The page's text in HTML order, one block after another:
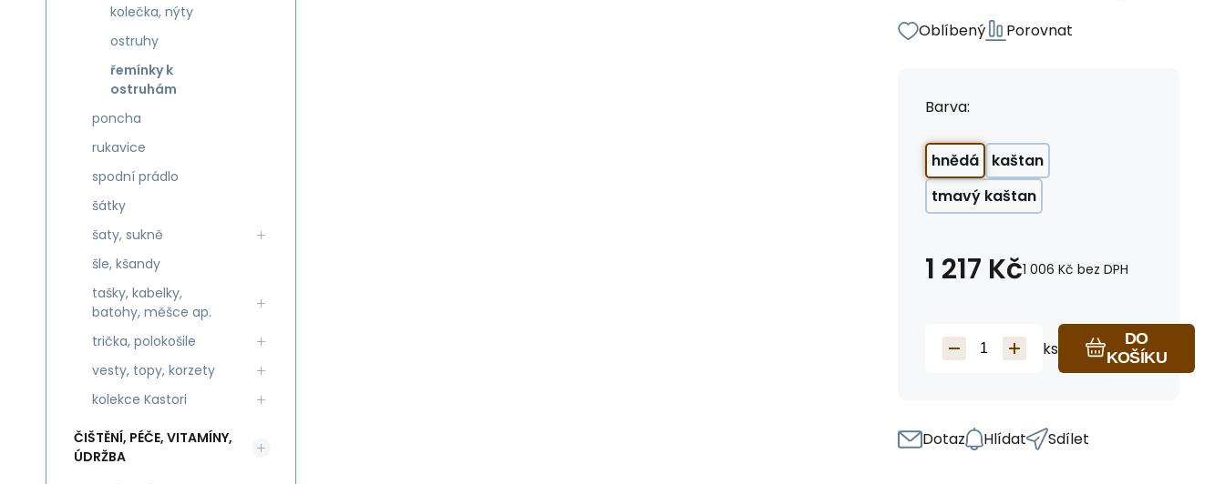
Oblíbený Porovnat
Barva:
hnědá
kaštan
tmavý kaštan
1 217 Kč1 006 Kč bez DPH
ks
DO
KOŠÍKU
Dotaz Hlídat Sdílet
kolečka, nýty
ostruhy
řemínky k
ostruhám
poncha
rukavice
spodní prádlo
šátky
šaty, sukně
šle, kšandy
tašky, kabelky,
batohy, měšce ap.
trička, polokošile
vesty, topy, korzety
kolekce Kastori
ČIŠTĚNÍ, PÉČE, VITAMÍNY,
ÚDRŽBA